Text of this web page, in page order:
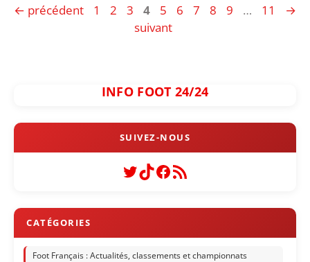
← précédent Page
1 Page
2 Page
3 Page
4 Page
5 Page
6 Page
7 Page
8 Page
9 … Page
11
→
suivant
INFO FOOT 24/24
Twitter
TikTok
Facebook
Flux RSS
Foot Français : Actualités, classements et championnats